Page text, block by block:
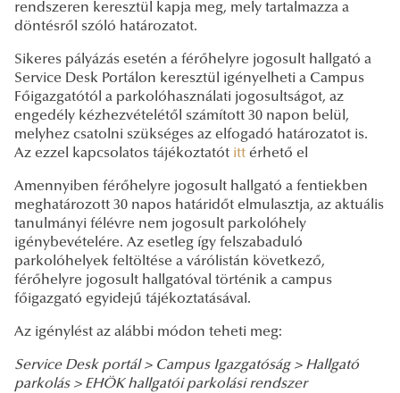
rendszeren keresztül kapja meg, mely tartalmazza a
döntésről szóló határozatot.
Sikeres pályázás esetén a férőhelyre jogosult hallgató a
Service Desk Portálon keresztül igényelheti a Campus
Főigazgatótól a parkolóhasználati jogosultságot, az
engedély kézhezvételétől számított 30 napon belül,
melyhez csatolni szükséges az elfogadó határozatot is.
Az ezzel kapcsolatos tájékoztatót itt érhető el
Amennyiben férőhelyre jogosult hallgató a fentiekben
meghatározott 30 napos határidőt elmulasztja, az aktuális
tanulmányi félévre nem jogosult parkolóhely
igénybevételére. Az esetleg így felszabaduló
parkolóhelyek feltöltése a várólistán következő,
férőhelyre jogosult hallgatóval történik a campus
főigazgató egyidejű tájékoztatásával.
Az igénylést az alábbi módon teheti meg:
Service Desk portál > Campus Igazgatóság > Hallgató
parkolás > EHÖK hallgatói parkolási rendszer